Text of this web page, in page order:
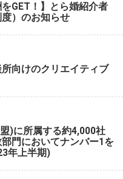
をGET！】とら婚紹介者
）のお知らせ
向けのクリエイティブ
)に所属する約4,000社
門においてナンバー1を
年上半期)